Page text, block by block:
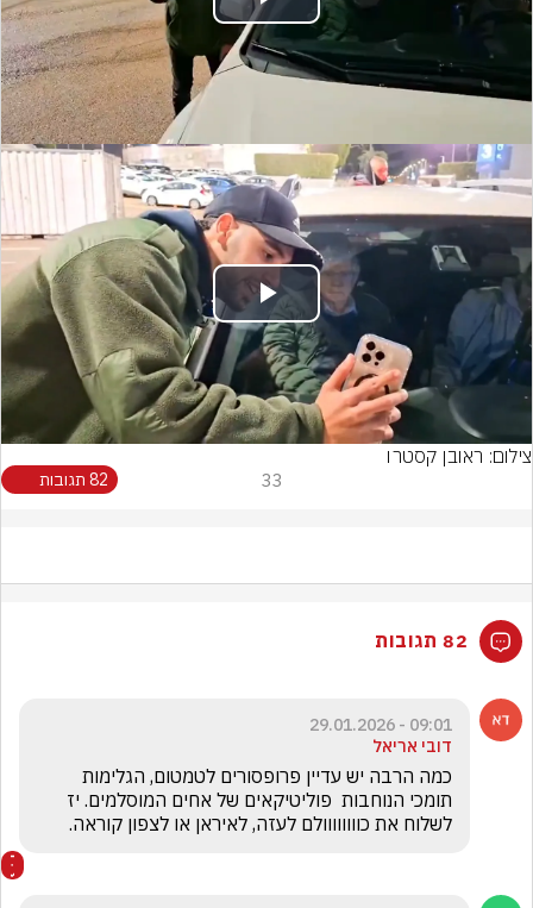
Play
Video
Play
Video
צילום: ראובן קסטרו
33 82 תגובות
82 תגובות
09:01 - 29.01.2026
דובי אריאל
לשלוח את כוווווווולם לעזה, לאיראן או לצפון קוראה.